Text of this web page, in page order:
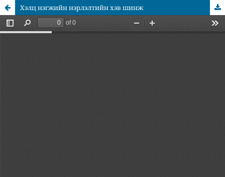
Хэлц нэгжийн нэрлэлтийн хэв шинж